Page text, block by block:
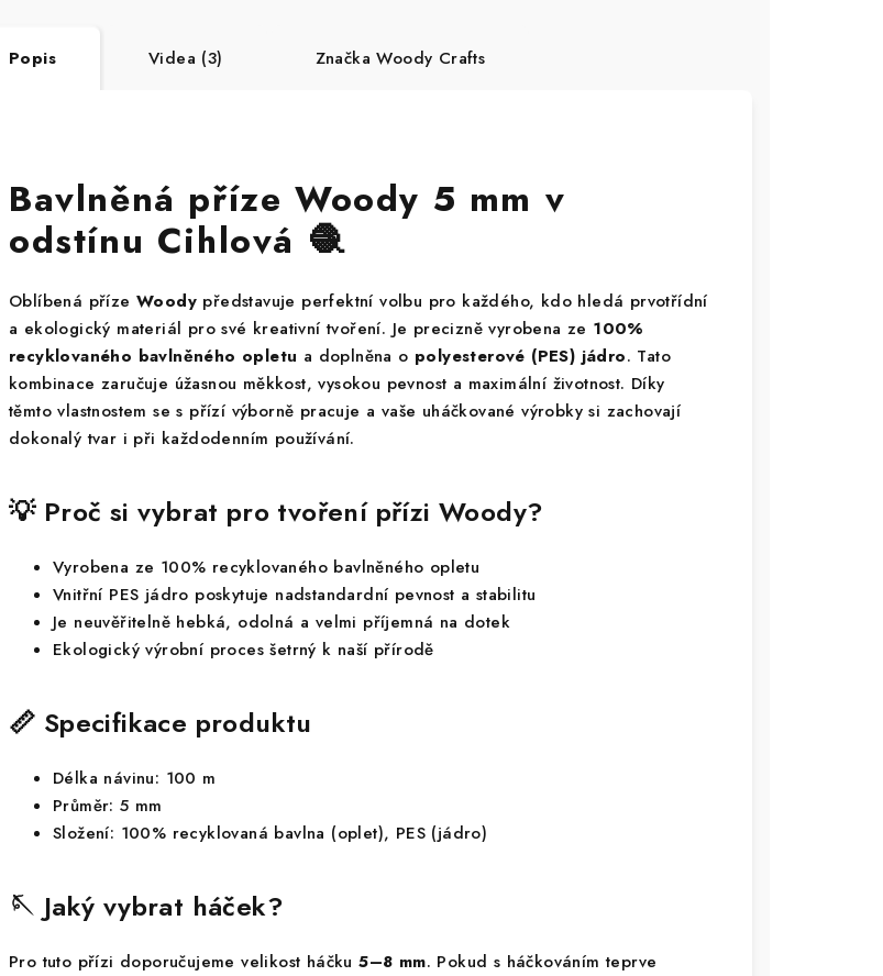
Popis Videa (3) Značka Woody Crafts
Bavlněná příze Woody 5 mm v
odstínu Cihlová 🧶
Oblíbená příze Woody představuje perfektní volbu pro každého, kdo hledá prvotřídní
a ekologický materiál pro své kreativní tvoření. Je precizně vyrobena ze 100%
recyklovaného bavlněného opletu a doplněna o polyesterové (PES) jádro. Tato
kombinace zaručuje úžasnou měkkost, vysokou pevnost a maximální životnost. Díky
těmto vlastnostem se s přízí výborně pracuje a vaše uháčkované výrobky si zachovají
dokonalý tvar i při každodenním používání.
💡 Proč si vybrat pro tvoření přízi Woody?
Vyrobena ze 100% recyklovaného bavlněného opletu
Vnitřní PES jádro poskytuje nadstandardní pevnost a stabilitu
Je neuvěřitelně hebká, odolná a velmi příjemná na dotek
Ekologický výrobní proces šetrný k naší přírodě
📏 Specifikace produktu
Délka návinu: 100 m
Průměr: 5 mm
Složení: 100% recyklovaná bavlna (oplet), PES (jádro)
🪡 Jaký vybrat háček?
Pro tuto přízi doporučujeme velikost háčku5–8 mm. Pokud s háčkováním teprve